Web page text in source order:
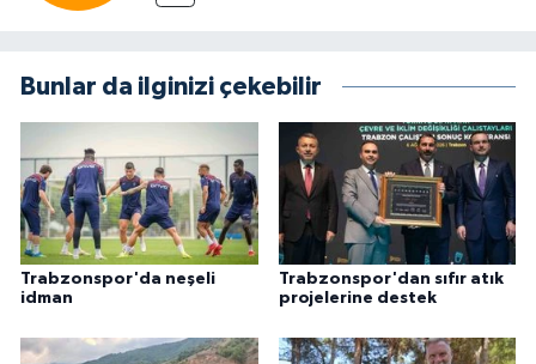
Bunlar da ilginizi çekebilir
Trabzonspor'da neşeli
idman
Trabzonspor'dan sıfır atık
projelerine destek